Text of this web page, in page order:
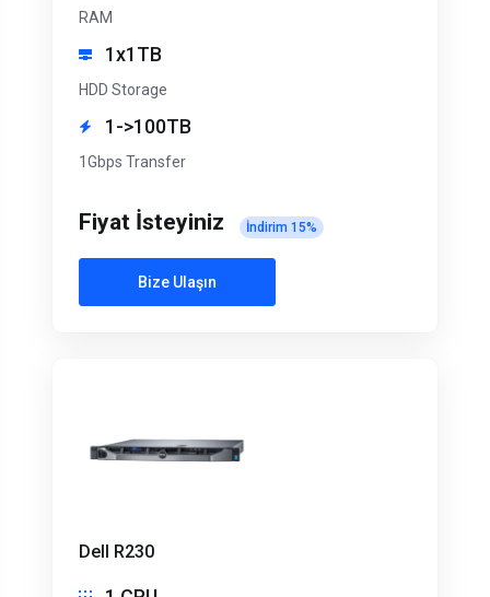
İndirim 15%
Fiyat İsteyiniz
Bize Ulaşın
RAM
1x1TB
HDD Storage
1->100TB
1Gbps Transfer
Dell R230